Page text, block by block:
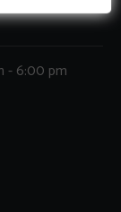
- 6:00 pm